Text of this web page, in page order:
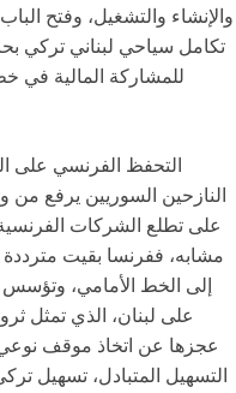
والإنشاء والتشغيل، وفتح
تكامل سياحي لبناني تركي
للمشاركة المالية في
النازحين السوريين يرفع
على تطلع الشركات الفرنسية
مشابه، ففرنسا بقيت مترددة
إلى الخط الأمامي، وتؤسس
على لبنان، الذي تمثل
عجزها عن اتخاذ موقف نوعي
التسهيل المتبادل، تسهيل